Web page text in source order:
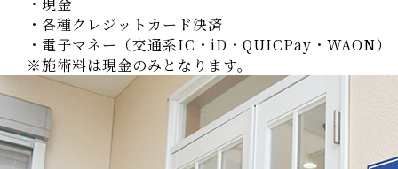
・各種クレジットカード決済
・電子マネー（交通系IC・iD・QUICPay・WAON）
※施術料は現金のみとなります。